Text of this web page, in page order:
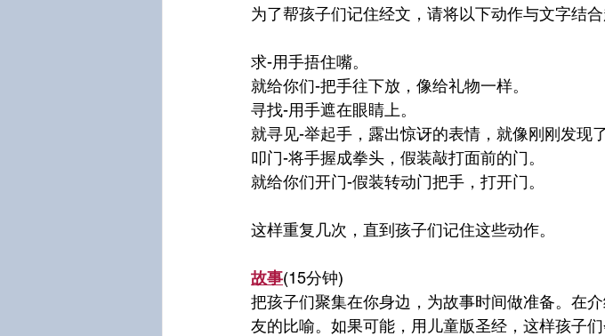
为了帮孩子们记住经文，请将以下动作与文字结合
求-用手捂住嘴。
就给你们-把手往下放，像给礼物一样。
寻找-用手遮在眼睛上。
就寻见-举起手，露出惊讶的表情，就像刚刚发现了
叩门-将手握成拳头，假装敲打面前的门。
就给你们开门-假装转动门把手，打开门。
这样重复几次，直到孩子们记住这些动作。
故事(15分钟)
把孩子们聚集在你身边，为故事时间做准备。在
友的比喻。如果可能，用儿童版圣经，这样孩子们